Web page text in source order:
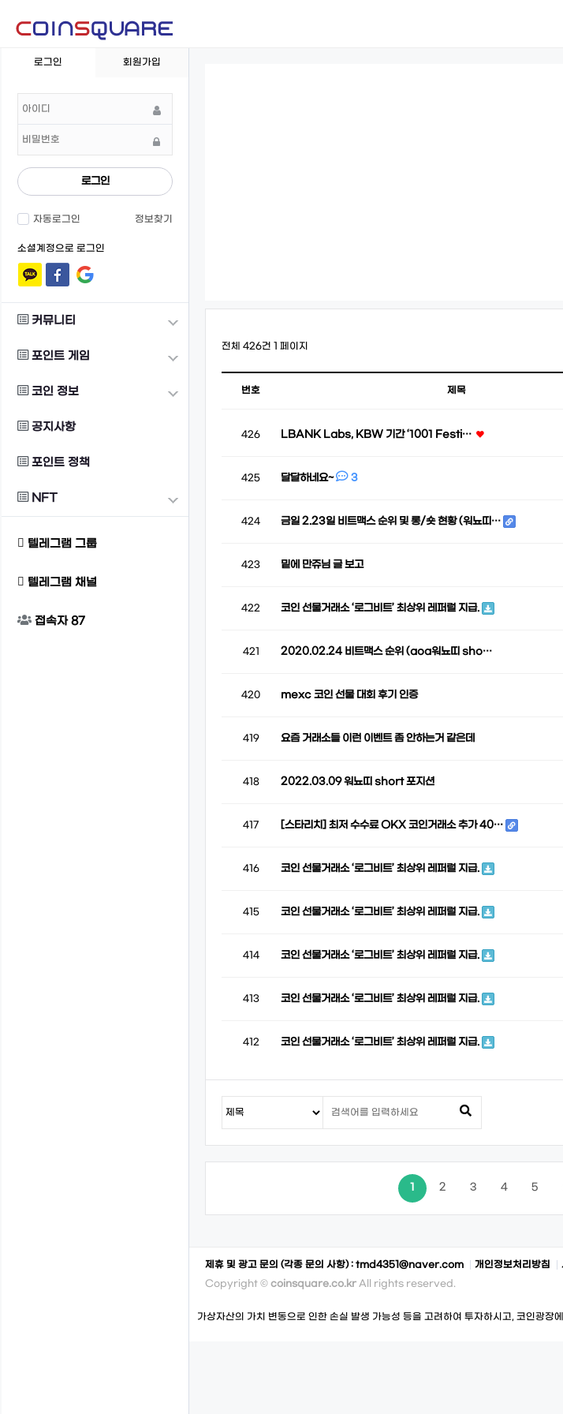
로그인 회원가입
로그인
자동로그인 정보찾기
소셜계정으로 로그인
커뮤니티
포인트 게임
코인 정보
공지사항
포인트 정책
NFT
텔레그램 그룹
텔레그램 채널
접속자87
전체 426건 1 페이지
번호 제목
426 LBANK Labs, KBW 기간 ‘1001 Festi…
425 달달하네요~ 3
424 금일 2.23일 비트맥스 순위 및 롱/숏 현황 (워뇨띠…
423 밑에 만쥬님 글 보고
422 코인 선물거래소 ‘로그비트’ 최상위 레퍼럴 지급.
421 2020.02.24 비트맥스 순위 (aoa워뇨띠 sho…
420 mexc 코인 선물 대회 후기 인증
419 요즘 거래소들 이런 이벤트 좀 안하는거 같은데
418 2022.03.09 워뇨띠 short 포지션
417 [스타리치] 최저 수수료 OKX 코인거래소 추가 40…
416 코인 선물거래소 ‘로그비트’ 최상위 레퍼럴 지급.
415 코인 선물거래소 ‘로그비트’ 최상위 레퍼럴 지급.
414 코인 선물거래소 ‘로그비트’ 최상위 레퍼럴 지급.
413 코인 선물거래소 ‘로그비트’ 최상위 레퍼럴 지급.
412 코인 선물거래소 ‘로그비트’ 최상위 레퍼럴 지급.
1 2 3 4 5
제휴 및 광고 문의 (각종 문의 사항) : tmd4351@naver.com 개인정보처리방침
Copyright © coinsquare.co.kr All rights reserved.
가상자산의 가치 변동으로 인한 손실 발생 가능성 등을 고려하여 투자하시고, 코인광